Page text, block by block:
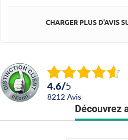
CHARGER PLUS D'AVIS
4.6/5
8212 avis
Découvrez